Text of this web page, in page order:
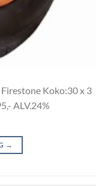
Koko:30 x 3
ALV.24%
→